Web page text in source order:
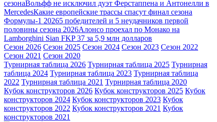
сезонаВольфф не исключил дуэт Ферстаппена и Антонелли в
MercedesКакие европейские трассы спасут финал сезона
Формулы-1 20265 победителей и 5 неудачников первой
половины сезона 2026Алонсо проехал по Монако на
Lamborghini Sian FKP 37 за 5,9 млн долларов
Сезон 2026 Сезон 2025 Сезон 2024 Сезон 2023 Сезон 2022
Сезон 2021 Сезон 2020
Турнирная таблица 2026 Турнирная таблица 2025 Турнирная
таблица 2024 Турнирная таблица 2023 Турнирная таблица
2022 Турнирная таблица 2021 Турнирная таблица 2020
Кубок конструкторов 2026 Кубок конструкторов 2025 Кубок
конструкторов 2024 Кубок конструкторов 2023 Кубок
конструкторов 2022 Кубок конструкторов 2021 Кубок
конструкторов 2021